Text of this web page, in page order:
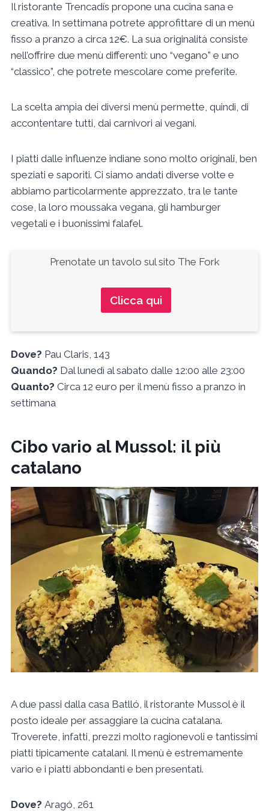
Il ristorante Trencadís propone una cucina sana e
creativa. In settimana potrete approfittare di un menù
fisso a pranzo a circa 12€. La sua originalità consiste
nell’offrire due menù differenti: uno “vegano” e uno
“classico”, che potrete mescolare come preferite.
La scelta ampia dei diversi menù permette, quindi, di
accontentare tutti, dai carnivori ai vegani.
I piatti dalle influenze indiane sono molto originali, ben
speziati e saporiti. Ci siamo andati diverse volte e
abbiamo particolarmente apprezzato, tra le tante
cose, la loro moussaka vegana, gli hamburger
vegetali e i buonissimi falafel.
Prenotate un tavolo sul sito The Fork
Clicca qui
Dove? Pau Claris, 143
Quando? Dal lunedì al sabato dalle 12:00 alle 23:00
Quanto? Circa 12 euro per il menù fisso a pranzo in
settimana
Cibo vario al Mussol: il più
catalano
A due passi dalla casa Batlló, il ristorante Mussol è il
posto ideale per assaggiare la cucina catalana.
Troverete, infatti, prezzi molto ragionevoli e tantissimi
piatti tipicamente catalani. Il menù è estremamente
vario e i piatti abbondanti e ben presentati.
Dove? Aragó, 261